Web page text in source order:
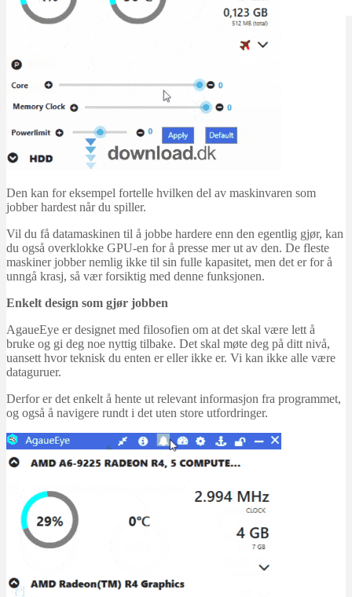
Programvare Raskere PCSystemverktøy
AgaueEye 0.73
Martin Jørgensen
november 4, 2025
Den kan for eksempel fortelle hvilken del av maskinvaren som
jobber hardest når du spiller.
Vil du få datamaskinen til å jobbe hardere enn den egentlig gjør, kan
du også overklokke GPU-en for å presse mer ut av den. De fleste
maskiner jobber nemlig ikke til sin fulle kapasitet, men det er for å
unngå krasj, så vær forsiktig med denne funksjonen.
Enkelt design som gjør jobben
AgaueEye er designet med filosofien om at det skal være lett å
bruke og gi deg noe nyttig tilbake. Det skal møte deg på ditt nivå,
uansett hvor teknisk du enten er eller ikke er. Vi kan ikke alle være
dataguruer.
Derfor er det enkelt å hente ut relevant informasjon fra programmet,
og også å navigere rundt i det uten store utfordringer.